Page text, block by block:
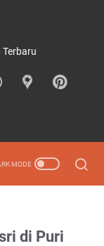
di Puri